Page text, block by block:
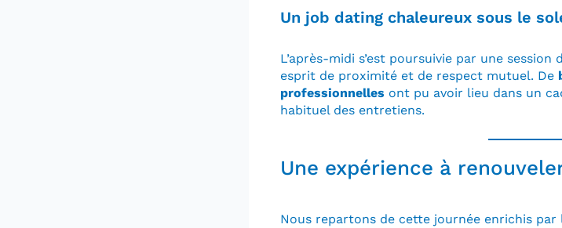
Un job dating chaleureux sous le
L’après-midi s’est poursuivie par une session
esprit de proximité et de respect mutuel. De
professionnelles ont pu avoir lieu dans un
habituel des entretiens.
Une expérience à
Nous repartons de cette journée enrichis par